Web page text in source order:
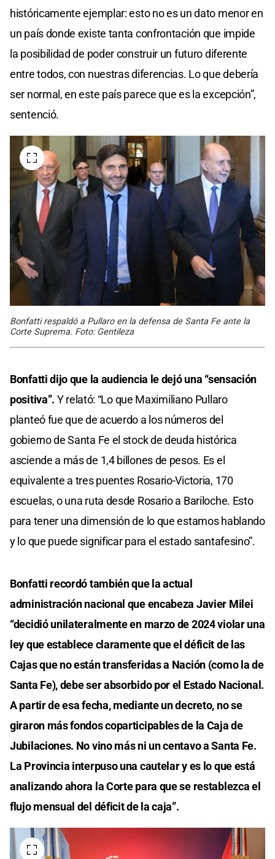
históricamente ejemplar: esto no es un dato menor en
un país donde existe tanta confrontación que impide
la posibilidad de poder construir un futuro diferente
entre todos, con nuestras diferencias. Lo que debería
ser normal, en este país parece que es la excepción”,
sentenció.
Bonfatti respaldó a Pullaro en la defensa de Santa Fe ante la
Corte Suprema. Foto: Gentileza
Bonfatti dijo que la audiencia le dejó una “sensación
positiva”. Y relató: “Lo que Maximiliano Pullaro
planteó fue que de acuerdo a los números del
gobierno de Santa Fe el stock de deuda histórica
asciende a más de 1,4 billones de pesos. Es el
equivalente a tres puentes Rosario-Victoria, 170
escuelas, o una ruta desde Rosario a Bariloche. Esto
para tener una dimensión de lo que estamos hablando
y lo que puede significar para el estado santafesino”.
Bonfatti recordó también que la actual
administración nacional que encabeza Javier Milei
“decidió unilateralmente en marzo de 2024 violar una
ley que establece claramente que el déficit de las
Cajas que no están transferidas a Nación (como la de
Santa Fe), debe ser absorbido por el Estado Nacional.
A partir de esa fecha, mediante un decreto, no se
giraron más fondos coparticipables de la Caja de
Jubilaciones. No vino más ni un centavo a Santa Fe.
La Provincia interpuso una cautelar y es lo que está
analizando ahora la Corte para que se restablezca el
flujo mensual del déficit de la caja”.